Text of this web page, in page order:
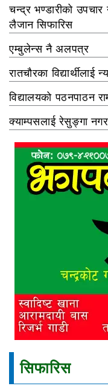
चन्द्र भण्डारीको
लैजान सिफारिस
एम्बुलेन्स नै अलपत्र
रातचौरका विद्यार्थीलाई
विद्यालयको पठनपाठन
क्याम्पसलाई रेसुङ्गा
सिफारिस